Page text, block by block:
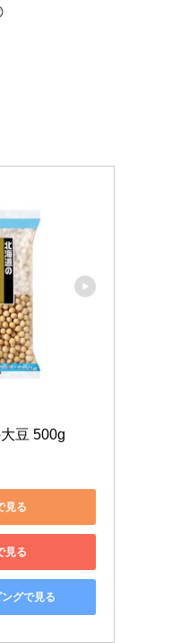
豆 500g
見る
見る
グで見る